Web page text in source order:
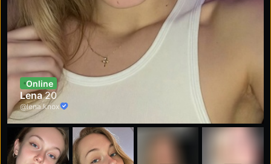
Online
Lena20
@lena.knox